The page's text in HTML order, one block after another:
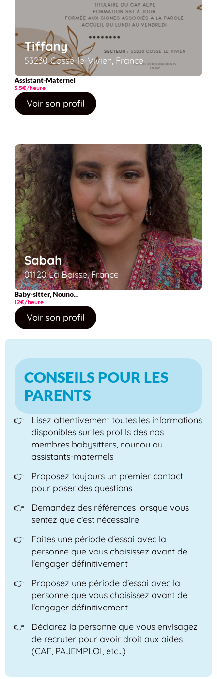
Tiffany
53230 Cossé-le-Vivien, France
Assistant-Maternel
3.5€/heure
Voir son profil
Sabah
01120 La Boisse, France
Baby-sitter, Nouno...
12€/heure
Voir son profil
CONSEILS POUR LES
PARENTS
Lisez attentivement toutes les informations
disponibles sur les profils des nos
membres babysitters, nounou ou
assistants-maternels
Proposez toujours un premier contact
pour poser des questions
Demandez des références lorsque vous
sentez que c'est nécessaire
Faites une période d'essai avec la
personne que vous choisissez avant de
l'engager définitivement
Proposez une période d'essai avec la
personne que vous choisissez avant de
l'engager définitivement
Déclarez la personne que vous envisagez
de recruter pour avoir droit aux aides
(CAF, PAJEMPLOI, etc...)